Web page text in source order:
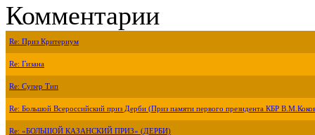
Комментарии
Re: Приз Критериум
Re: Гизана
Re: Супер Тип
Re: Большой Всероссийский приз Дерби (Приз памяти первого президента КБР
Re: «БОЛЬШОЙ КАЗАНСКИЙ ПРИЗ» (ДЕРБИ)